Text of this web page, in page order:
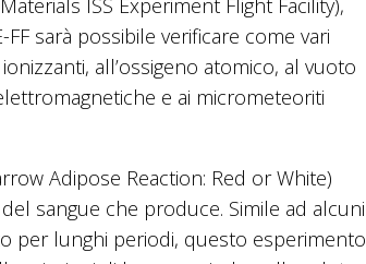
ISS Experiment Flight Facility),
sarà possibile verificare come vari
all’ossigeno atomico, al vuoto
e ai micrometeoriti
Adipose Reaction: Red or White)
sangue che produce. Simile ad alcuni
per lunghi periodi, questo esperimento